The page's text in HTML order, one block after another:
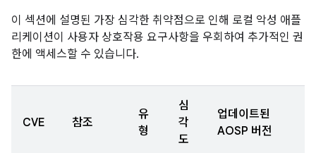
이 섹션에 설명된 가장 심각한 취약점으로 인해 로컬 악성 애플
리케이션이 사용자 상호작용 요구사항을 우회하여 추가적인 권
한에 액세스할 수 있습니다.
CVE 참조
유
형
심
각
도
업데이트된
AOSP 버전